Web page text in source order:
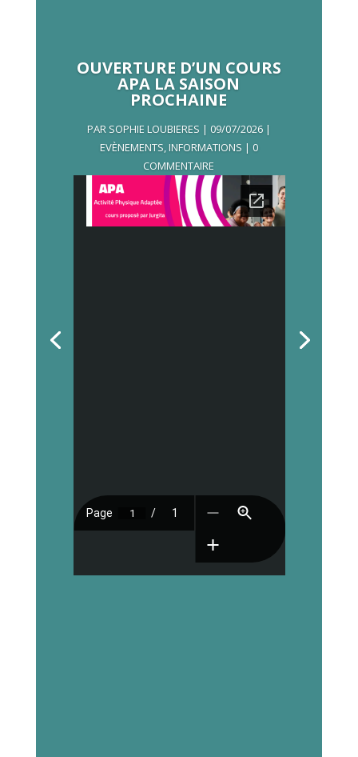
OUVERTURE D’UN COURS
APA LA SAISON
PROCHAINE
PAR SOPHIE LOUBIERES | 09/07/2026|
EVÈNEMENTS,INFORMATIONS | 0
COMMENTAIRE